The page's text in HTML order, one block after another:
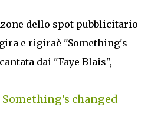
dello spot pubblicitario
e rigiraè "Something's
dai "Faye Blais",
Something's changed